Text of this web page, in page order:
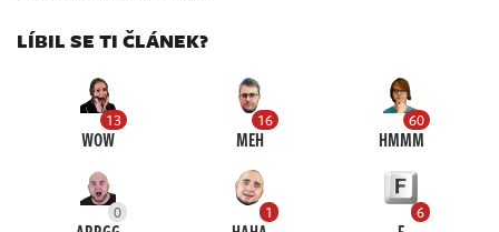
LÍBIL SE TI ČLÁNEK?
13
WOW
16
MEH
60
HMMM
0 1 6